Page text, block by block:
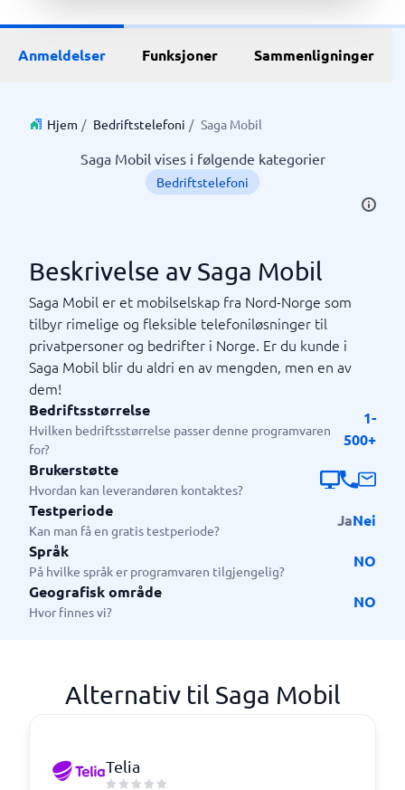
Anmeldelser Funksjoner Sammenligninger
Hjem / Bedriftstelefoni / Saga Mobil
Saga Mobil vises i følgende kategorier
Bedriftstelefoni
Beskrivelse av Saga Mobil
Saga Mobil er et mobilselskap fra Nord-Norge som
tilbyr rimelige og fleksible telefoniløsninger til
privatpersoner og bedrifter i Norge. Er du kunde i
Saga Mobil blir du aldri en av mengden, men en av
dem!
Bedriftsstørrelse
Hvilken bedriftsstørrelse passer denne programvaren
for?
1-
500+
Brukerstøtte
Hvordan kan leverandøren kontaktes?
Testperiode
Kan man få en gratis testperiode?
JaNei
Språk
På hvilke språk er programvaren tilgjengelig?
NO
Geografisk område
Hvor finnes vi?
NO
Alternativ til Saga Mobil
Telia